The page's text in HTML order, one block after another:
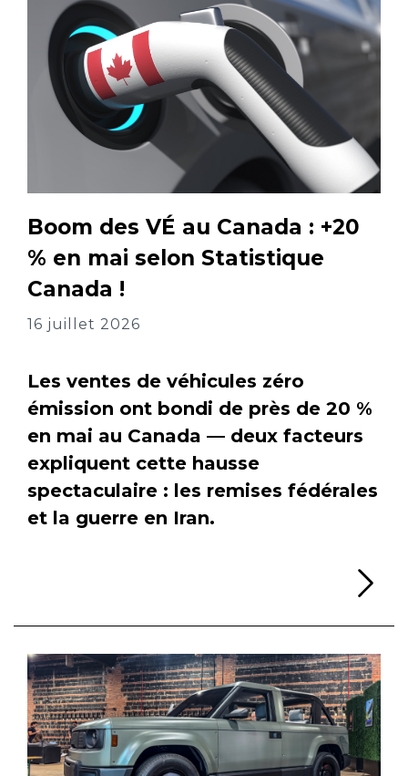
Boom des VÉ au Canada : +20
% en mai selon Statistique
Canada !
16 juillet 2026
Les ventes de véhicules zéro
émission ont bondi de près de 20 %
en mai au Canada — deux facteurs
expliquent cette hausse
spectaculaire : les remises fédérales
et la guerre en Iran.